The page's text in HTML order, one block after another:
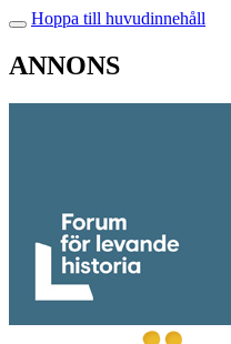
Hoppa till huvudinnehåll
ANNONS